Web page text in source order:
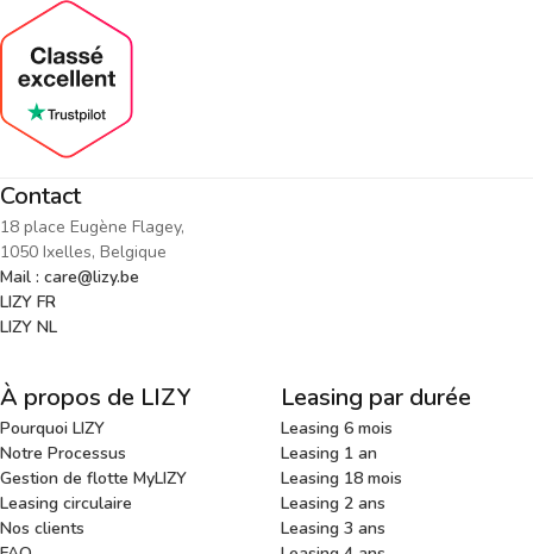
Contact
18 place Eugène Flagey,
1050 Ixelles, Belgique
Mail : care@lizy.be
LIZY FR
LIZY NL
À propos de LIZY
Pourquoi LIZY
Notre Processus
Gestion de flotte MyLIZY
Leasing circulaire
Nos clients
Leasing par durée
Leasing 6 mois
Leasing 1 an
Leasing 18 mois
Leasing 2 ans
Leasing 3 ans